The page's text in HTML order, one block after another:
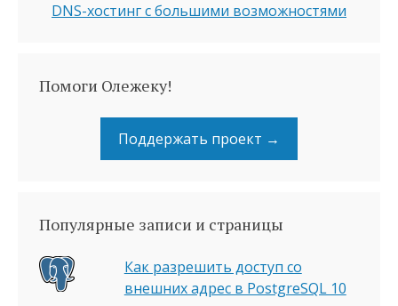
DNS-хостинг с большими возможностями
Помоги Олежеку!
Поддержать проект →
Популярные записи и страницы
Как разрешить доступ со
внешних адрес в PostgreSQL 10